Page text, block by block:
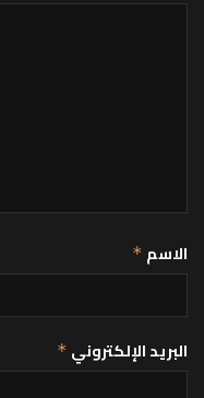
الاسم *
البريد الإلكتروني *